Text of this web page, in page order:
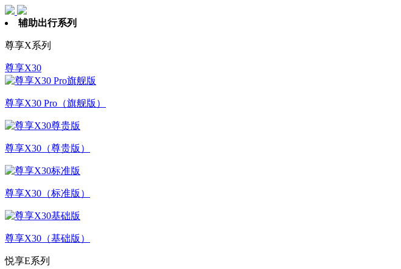
辅助出行系列
尊享X系列
尊享X30
尊享X30 Pro（旗舰版）
尊享X30（尊贵版）
尊享X30（标准版）
尊享X30（基础版）
悦享E系列